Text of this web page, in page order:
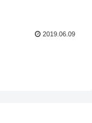
2019.06.09